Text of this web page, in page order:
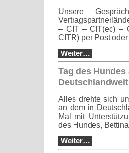
Unsere
– CIT – CIT(ec) –
CITR) per Post
Weiter…
Tag des Hundes
Alles drehte sich
an dem in
Mal mit
des Hundes,
Weiter…